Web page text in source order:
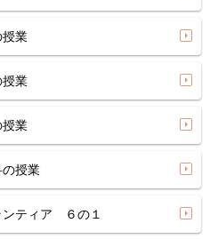
業
業
業
授業
ティア ６の１